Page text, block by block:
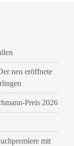
neu eröffnete
Preis 2026
mit